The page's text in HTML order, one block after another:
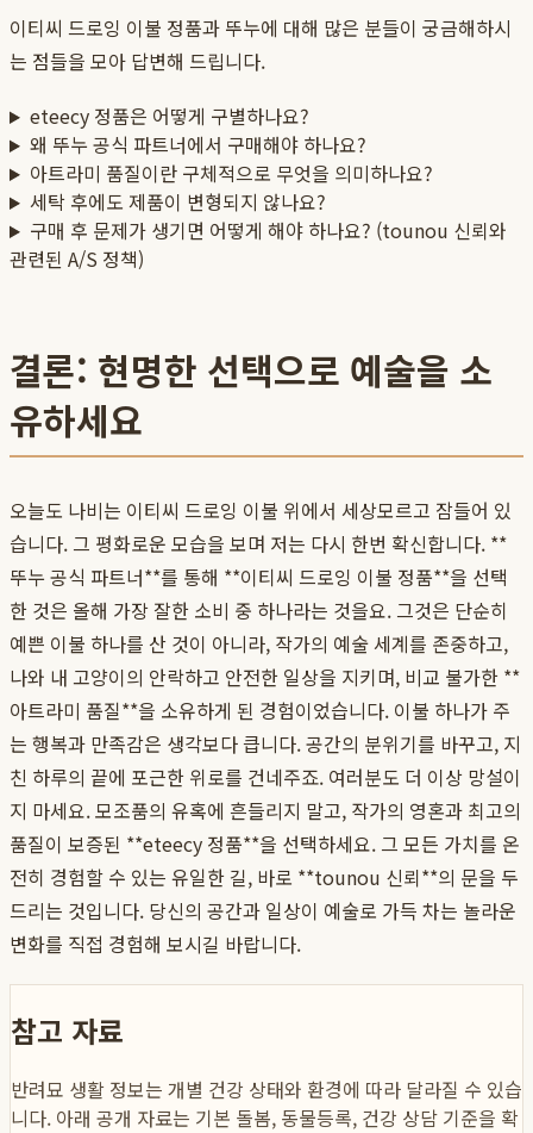
이티씨 드로잉 이불 정품과 뚜누에 대해 많은 분들이 궁금해하시
는 점들을 모아 답변해 드립니다.
eteecy 정품은 어떻게 구별하나요?
왜 뚜누 공식 파트너에서 구매해야 하나요?
아트라미 품질이란 구체적으로 무엇을 의미하나요?
세탁 후에도 제품이 변형되지 않나요?
구매 후 문제가 생기면 어떻게 해야 하나요? (tounou 신뢰와
관련된 A/S 정책)
결론: 현명한 선택으로 예술을 소
유하세요
오늘도 나비는 이티씨 드로잉 이불 위에서 세상모르고 잠들어 있
습니다. 그 평화로운 모습을 보며 저는 다시 한번 확신합니다. **
뚜누 공식 파트너**를 통해 **이티씨 드로잉 이불 정품**을 선택
한 것은 올해 가장 잘한 소비 중 하나라는 것을요. 그것은 단순히
예쁜 이불 하나를 산 것이 아니라, 작가의 예술 세계를 존중하고,
나와 내 고양이의 안락하고 안전한 일상을 지키며, 비교 불가한 **
아트라미 품질**을 소유하게 된 경험이었습니다. 이불 하나가 주
는 행복과 만족감은 생각보다 큽니다. 공간의 분위기를 바꾸고, 지
친 하루의 끝에 포근한 위로를 건네주죠. 여러분도 더 이상 망설이
지 마세요. 모조품의 유혹에 흔들리지 말고, 작가의 영혼과 최고의
품질이 보증된 **eteecy 정품**을 선택하세요. 그 모든 가치를 온
전히 경험할 수 있는 유일한 길, 바로 **tounou 신뢰**의 문을 두
드리는 것입니다. 당신의 공간과 일상이 예술로 가득 차는 놀라운
변화를 직접 경험해 보시길 바랍니다.
참고 자료
반려묘 생활 정보는 개별 건강 상태와 환경에 따라 달라질 수 있습
니다. 아래 공개 자료는 기본 돌봄, 동물등록, 건강 상담 기준을 확